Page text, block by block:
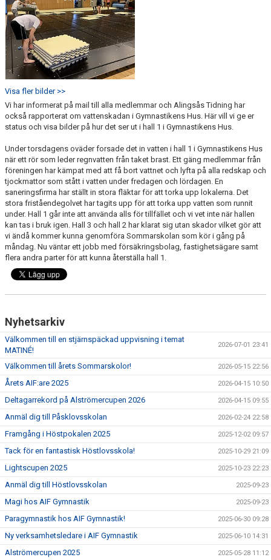
Visa fler bilder >>
Vi har informerat på mail till alla medlemmar och Alingsås Tidning har
också rapporterat om vattenskadan i Gymnastikens Hus. Här vill vi ge er
status och visa bilder på hur det ser ut i hall 1 i Gymnastikens Hus.
Under torsdagens oväder forsade det in vatten i hall 1 i Gymnastikens Hus
när ett rör som leder regnvatten från taket brast. Ett gäng medlemmar från
föreningen har kämpat med att få bort vattnet och lyfta på alla redskap och
tjockmattor som stått i vatten under fredagen och lördagen. En
saneringsfirma har ställt in stora fläktar för att torka upp lokalerna. Det
stora friståendegolvet har tagits upp för att torka upp vatten som runnit
under. Hall 1 går inte att använda alls för tillfället och vi vet inte när hallen
kan tas i bruk igen. Hall 3 och hall 2 har klarat sig utan skador vilket gör att
vi ändå kommer kunna genomföra Sommarskolan som kör i gång på
måndag. Nu väntar ett jobb med försäkringsbolag, fastighetsägare samt
flera andra parter för att kunna återställa hall 1.
Nyhetsarkiv
Välkommen till en stjärnspäckad uppvisning i temat
MATINÉ!
2026-07-01 23:41
Välkommen till årets Sommarskolor! 2026-05-15 22:56
Årets AIF:are 2025 2026-04-15 10:50
Deltagarrekord på Alströmercupen 2026 2026-04-15 09:55
Anmäl dig till Påsklovsskolan 2026-02-24 22:58
Framgång i Höstpokalen 2025 2025-12-02 09:57
Tack för en fantastisk Höstlovsskola! 2025-10-29 21:09
Lightscupen 2025 2025-10-23 22:23
Anmäl dig till Höstlovsskolan 2025-09-23
Magi hos AIF Gymnastik 2025-09-23
Paragymnastik hos AIF Gymnastik! 2025-06-30 09:28
Ny verksamhetsledare i AIF Gymnastik 2025-06-10 14:31
Alströmercupen 2025 2025-05-28 11:12